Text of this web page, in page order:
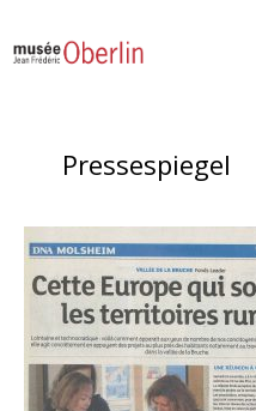
Pressespiegel